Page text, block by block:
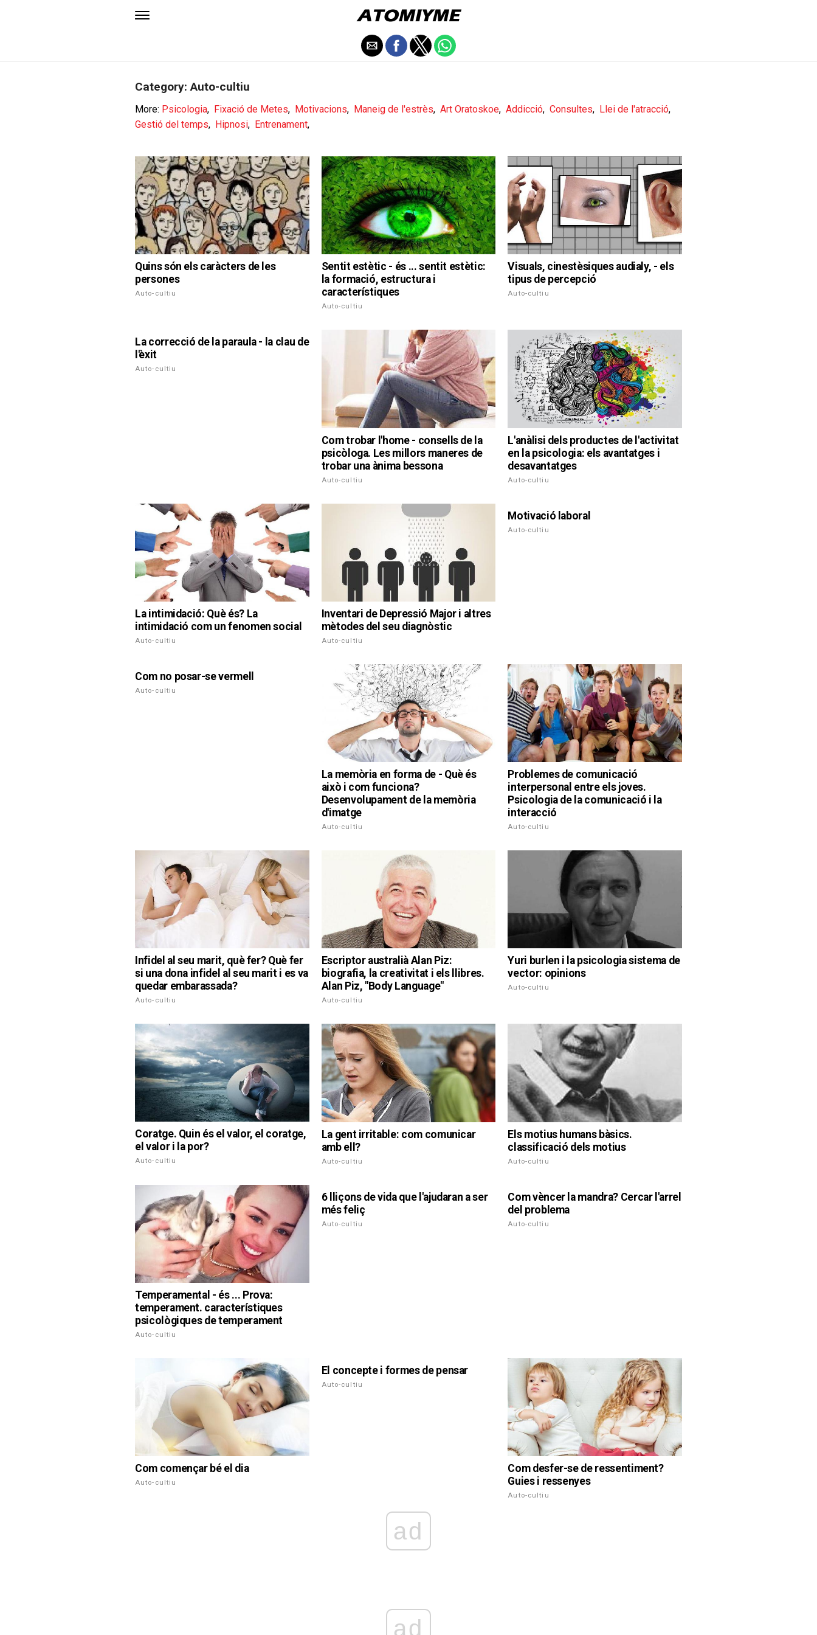
Category: Auto-cultiu
More: Psicologia, Fixació de Metes, Motivacions, Maneig de l'estrès, Art Oratoskoe, Addicció, Consultes, Llei de l'atracció,
Gestió del temps, Hipnosi, Entrenament,
Quins són els caràcters de les
persones
Auto-cultiu
Sentit estètic - és ... sentit estètic:
la formació, estructura i
característiques
Auto-cultiu
Visuals, cinestèsiques audialy, - els
tipus de percepció
Auto-cultiu
La correcció de la paraula - la clau de
l'èxit
Auto-cultiu
Com trobar l'home - consells de la
psicòloga. Les millors maneres de
trobar una ànima bessona
Auto-cultiu
L'anàlisi dels productes de l'activitat
en la psicologia: els avantatges i
desavantatges
Auto-cultiu
La intimidació: Què és? La
intimidació com un fenomen social
Auto-cultiu
Inventari de Depressió Major i altres
mètodes del seu diagnòstic
Auto-cultiu
Motivació laboral
Auto-cultiu
Com no posar-se vermell
Auto-cultiu
La memòria en forma de - Què és
això i com funciona?
Desenvolupament de la memòria
d'imatge
Auto-cultiu
Problemes de comunicació
interpersonal entre els joves.
Psicologia de la comunicació i la
interacció
Auto-cultiu
Infidel al seu marit, què fer? Què fer
si una dona infidel al seu marit i es va
quedar embarassada?
Auto-cultiu
Escriptor australià Alan Piz:
biografia, la creativitat i els llibres.
Alan Piz, "Body Language"
Auto-cultiu
Yuri burlen i la psicologia sistema de
vector: opinions
Auto-cultiu
Coratge. Quin és el valor, el coratge,
el valor i la por?
Auto-cultiu
La gent irritable: com comunicar
amb ell?
Auto-cultiu
Els motius humans bàsics.
classificació dels motius
Auto-cultiu
Temperamental - és ... Prova:
temperament. característiques
psicològiques de temperament
Auto-cultiu
6 lliçons de vida que l'ajudaran a ser
més feliç
Auto-cultiu
Com vèncer la mandra? Cercar l'arrel
del problema
Auto-cultiu
Com començar bé el dia
Auto-cultiu
El concepte i formes de pensar
Auto-cultiu
Com desfer-se de ressentiment?
Guies i ressenyes
Auto-cultiu
ad
ad